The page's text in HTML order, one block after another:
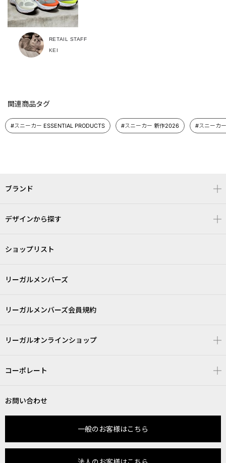
RETAIL STAFF
KEI
関連商品タグ
#スニーカー ESSENTIAL PRODUCTS #スニーカー 新作2026 #スニーカ
ブランド
デザインから探す
ショップリスト
リーガルメンバーズ
リーガルメンバーズ会員規約
リーガルオンラインショップ
コーポレート
お問い合わせ
一般のお客様はこちら